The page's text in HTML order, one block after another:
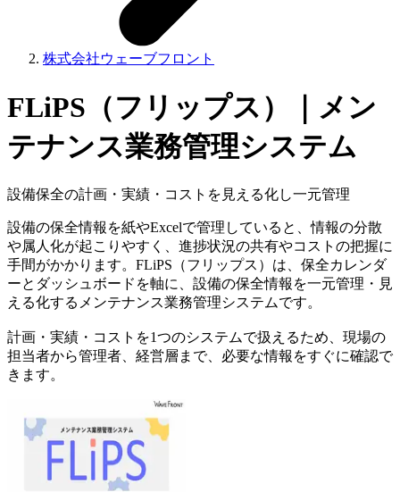
株式会社ウェーブフロント
FLiPS（フリップス）｜メン
テナンス業務管理システム
設備保全の計画・実績・コストを見える化し一元管理
設備の保全情報を紙やExcelで管理していると、情報の分散
や属人化が起こりやすく、進捗状況の共有やコストの把握に
手間がかかります。FLiPS（フリップス）は、保全カレンダ
ーとダッシュボードを軸に、設備の保全情報を一元管理・見
える化するメンテナンス業務管理システムです。
計画・実績・コストを1つのシステムで扱えるため、現場の
担当者から管理者、経営層まで、必要な情報をすぐに確認で
きます。